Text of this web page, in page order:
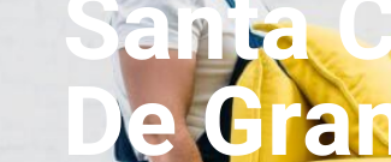
Santa
De